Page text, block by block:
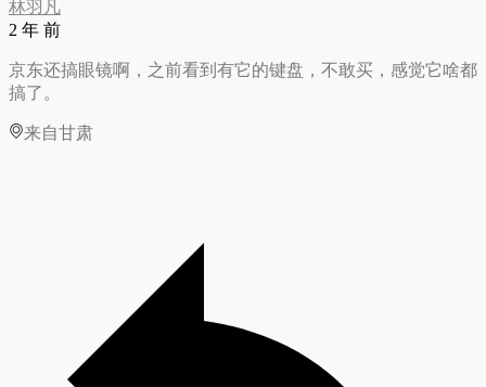
林羽凡
2 年 前
京东还搞眼镜啊，之前看到有它的键盘，不敢买，感觉它啥都
搞了。
来自甘肃